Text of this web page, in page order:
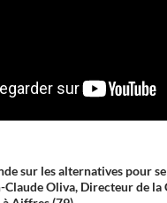
sur les alternatives pour
Claude Oliva, Directeur de